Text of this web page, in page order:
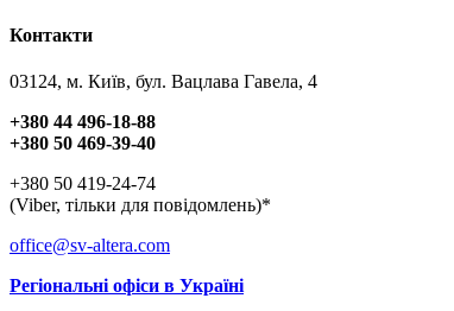
Контакти
03124, м. Київ, бул. Вацлава Гавела, 4
+380 44 496-18-88
+380 50 469-39-40
+380 50 419-24-74
(Viber, тільки для повідомлень)*
office@sv-altera.com
Регіональні офіси в Україні